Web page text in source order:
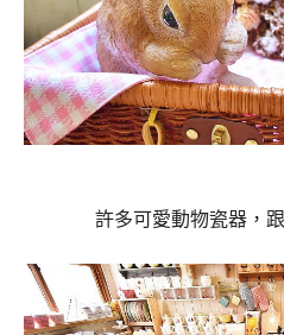
許多可愛動物瓷器，